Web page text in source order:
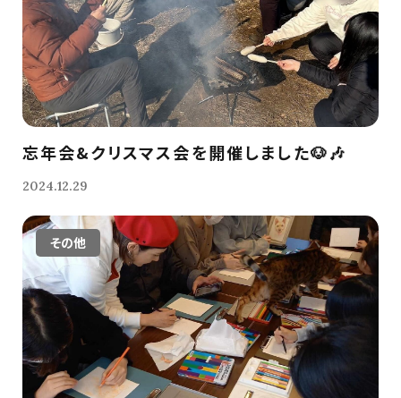
忘年会&クリスマス会を開催しました🐶🎶
2024.12.29
その他